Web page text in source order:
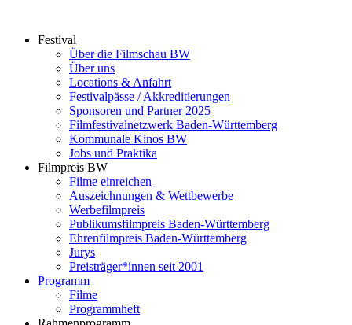
springenFestival
Über die Filmschau BW
Über uns
Locations & Anfahrt
Festivalpässe / Akkreditierungen
Sponsoren und Partner 2025
Filmfestivalnetzwerk ­Baden-Württemberg
Kommunale Kinos BW
Jobs und Praktika
Filmpreis BW
Filme einreichen
Auszeichnungen & Wettbewerbe
Werbefilmpreis
Publikumsfilmpreis Baden-Württemberg
Ehrenfilmpreis Baden-Württemberg
Jurys
Preisträger*innen seit 2001
Programm
Filme
Programmheft